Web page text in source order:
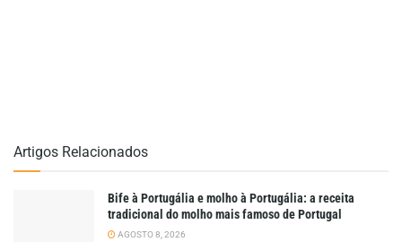
Artigos Relacionados
Bife à Portugália e molho à Portugália: a receita
tradicional do molho mais famoso de Portugal
AGOSTO 8, 2026